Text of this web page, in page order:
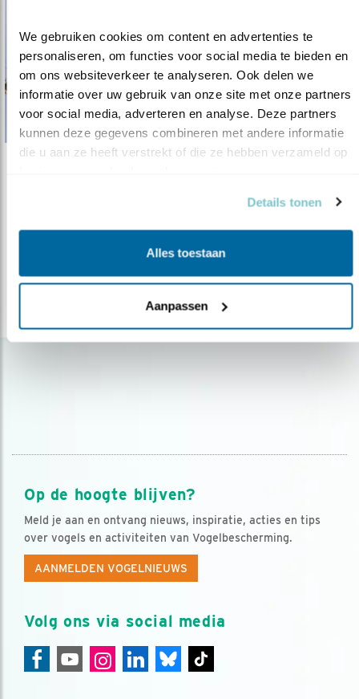
We gebruiken cookies om content en advertenties te
personaliseren, om functies voor social media te bieden en
om ons websiteverkeer te analyseren. Ook delen we
informatie over uw gebruik van onze site met onze partners
voor social media, adverteren en analyse. Deze partners
kunnen deze gegevens combineren met andere informatie
die u aan ze heeft verstrekt of die ze hebben verzameld op
Details tonen
Alles toestaan
Aanpassen
Wat níet hoeft voor een vogeltuin
15.05.23Benieuwd wat u dit voorjaar allemaal níet
hoeft te doen voor vogels?
Op de hoogte blijven?
Meld je aan en ontvang nieuws, inspiratie, acties en tips
over vogels en activiteiten van Vogelbescherming.
AANMELDEN VOGELNIEUWS
Volg ons via social media